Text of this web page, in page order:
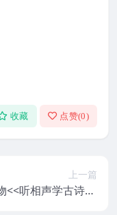
收藏 点赞(0)
上一篇
听相声学古诗>>